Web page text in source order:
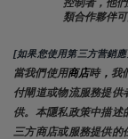
類合作夥伴
[如果您使用第三方营銷
當我們使用商店時， 我
付閘道或物流服務提供
供。本隱私政策中描述
三方商店或服務提供的